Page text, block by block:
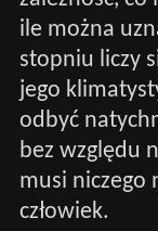
ile można
stopniu liczy
jego
odbyć
bez względu
musi niczego
człowiek.